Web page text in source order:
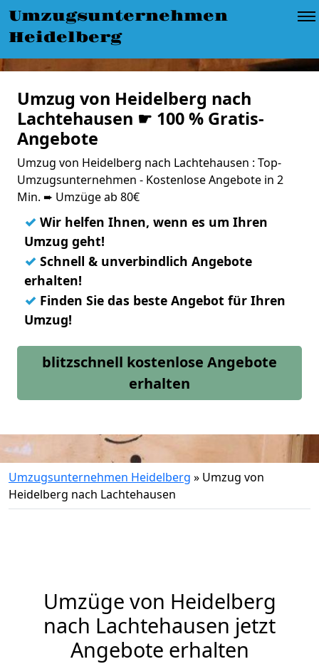
Umzugsunternehmen
Heidelberg
Umzug von Heidelberg nach
Lachtehausen ☛ 100 % Gratis-
Angebote
Umzug von Heidelberg nach Lachtehausen : Top-
Umzugsunternehmen - Kostenlose Angebote in 2
Min. ➨ Umzüge ab 80€
✓ Wir helfen Ihnen, wenn es um Ihren
Umzug geht!
✓ Schnell & unverbindlich Angebote
erhalten!
✓ Finden Sie das beste Angebot für Ihren
Umzug!
blitzschnell kostenlose Angebote
erhalten
Umzugsunternehmen Heidelberg » Umzug von
Heidelberg nach Lachtehausen
Umzüge von Heidelberg
nach Lachtehausen jetzt
Angebote erhalten